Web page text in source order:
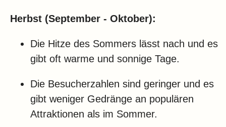
Herbst (September - Oktober):
Die Hitze des Sommers lässt nach und es
gibt oft warme und sonnige Tage.
Die Besucherzahlen sind geringer und es
gibt weniger Gedränge an populären
Attraktionen als im Sommer.